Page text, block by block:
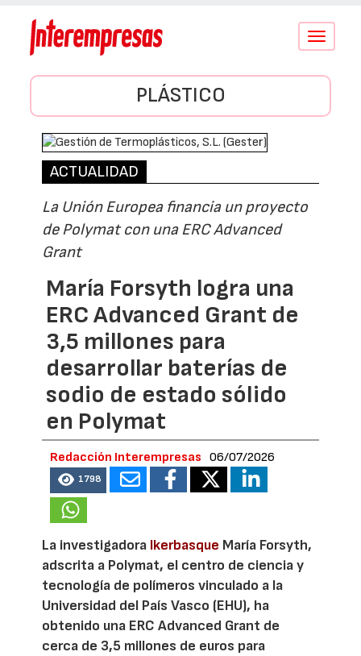
Conmutar
PLÁSTICO
ACTUALIDAD
La Unión Europea financia un proyecto
de Polymat con una ERC Advanced
Grant
María Forsyth logra una
ERC Advanced Grant de
3,5 millones para
desarrollar baterías de
sodio de estado sólido
en Polymat
Redacción Interempresas 06/07/2026
1798
La investigadora Ikerbasque María Forsyth,
adscrita a Polymat, el centro de ciencia y
tecnología de polímeros vinculado a la
Universidad del País Vasco (EHU), ha
obtenido una ERC Advanced Grant de
cerca de 3,5 millones de euros para